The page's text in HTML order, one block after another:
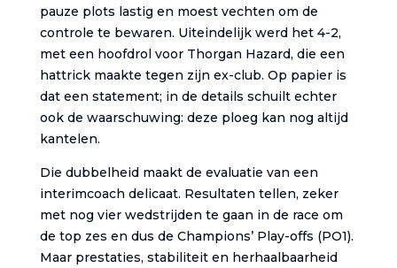
pauze plots lastig en moest vechten om de
controle te bewaren. Uiteindelijk werd het 4-2,
met een hoofdrol voor Thorgan Hazard, die een
hattrick maakte tegen zijn ex-club. Op papier is
dat een statement; in de details schuilt echter
ook de waarschuwing: deze ploeg kan nog altijd
kantelen.
Die dubbelheid maakt de evaluatie van een
interimcoach delicaat. Resultaten tellen, zeker
met nog vier wedstrijden te gaan in de race om
de top zes en dus de Champions’ Play-offs (PO1).
Maar prestaties, stabiliteit en herhaalbaarheid